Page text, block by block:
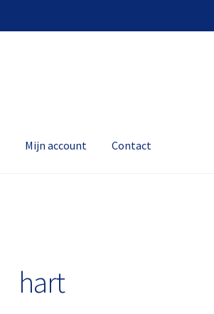
Mijn account Contact
hart